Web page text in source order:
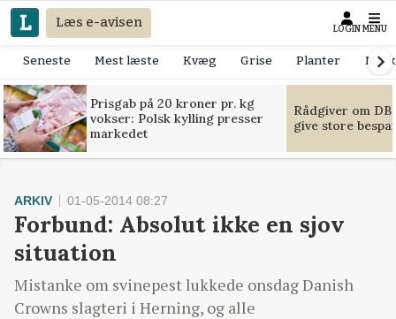
Læs e-avisen LOGIN MENU
Seneste Mest læste Kvæg Grise Planter
Prisgab på 20 kroner pr. kg
vokser: Polsk kylling presser
markedet
Rådgiver om
give store
ARKIV 01-05-2014 08:27
Forbund: Absolut ikke en sjov
situation
Mistanke om svinepest lukkede onsdag Danish
Crowns slagteri i Herning, og alle